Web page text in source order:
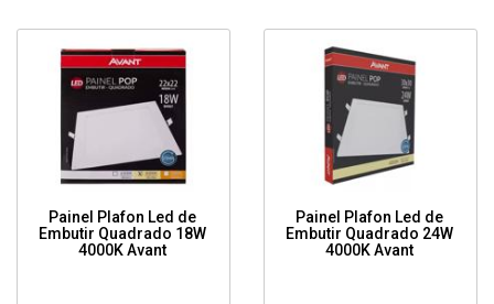
Painel Plafon Led de
Embutir Quadrado 18W
4000K Avant
Painel Plafon Led de
Embutir Quadrado 24W
4000K Avant